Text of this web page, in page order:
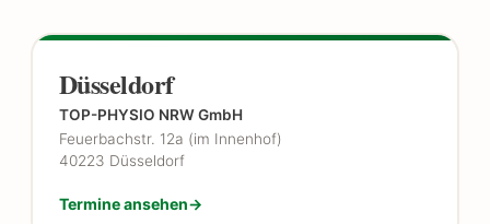
Düsseldorf
TOP-PHYSIO NRW GmbH
Feuerbachstr. 12a (im Innenhof)
40223 Düsseldorf
Termine ansehen